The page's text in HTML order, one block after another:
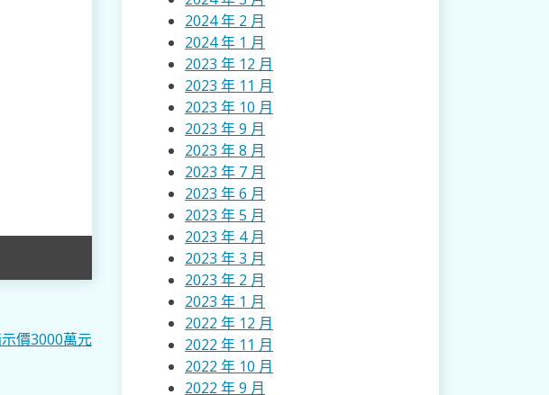
價3000萬元
2024 年 2 月
2024 年 1 月
2023 年 12 月
2023 年 11 月
2023 年 10 月
2023 年 9 月
2023 年 8 月
2023 年 7 月
2023 年 6 月
2023 年 5 月
2023 年 4 月
2023 年 3 月
2023 年 2 月
2023 年 1 月
2022 年 12 月
2022 年 11 月
2022 年 10 月
2022 年 9 月